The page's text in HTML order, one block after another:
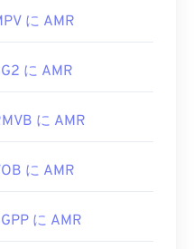
に AMR
に AMR
に AMR
に AMR
に AMR